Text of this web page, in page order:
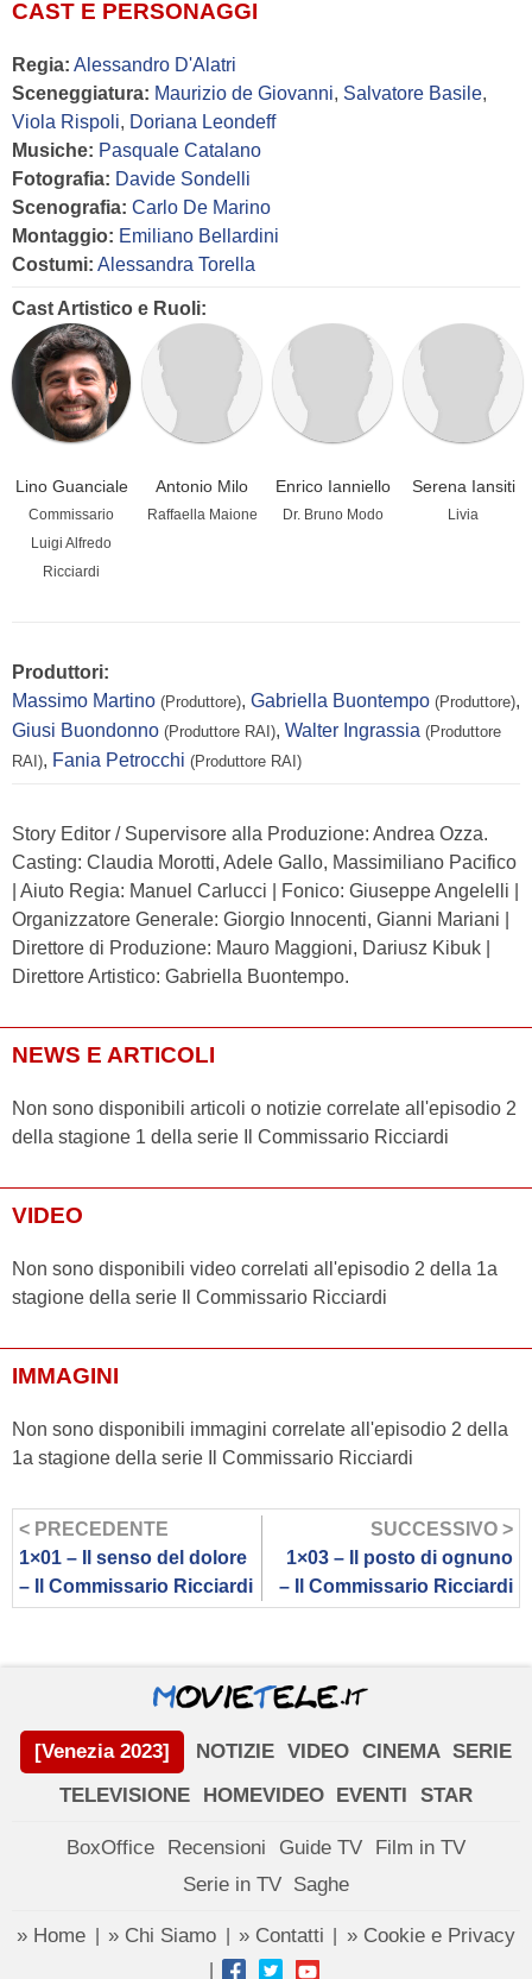
CAST E PERSONAGGI
Regia: Alessandro D'Alatri
Sceneggiatura: Maurizio de Giovanni, Salvatore Basile,
Viola Rispoli, Doriana Leondeff
Musiche: Pasquale Catalano
Fotografia: Davide Sondelli
Scenografia: Carlo De Marino
Montaggio: Emiliano Bellardini
Costumi: Alessandra Torella
Cast Artistico e Ruoli:
Lino Guanciale
Commissario
Luigi Alfredo
Ricciardi
Antonio Milo
Raffaella Maione
Enrico Ianniello
Dr. Bruno Modo
Serena Iansiti
Livia
Produttori:
Massimo Martino (Produttore), Gabriella Buontempo (Produttore),
Giusi Buondonno (Produttore RAI), Walter Ingrassia (Produttore
RAI), Fania Petrocchi (Produttore RAI)
Story Editor / Supervisore alla Produzione: Andrea Ozza.
Casting: Claudia Morotti, Adele Gallo, Massimiliano Pacifico
| Aiuto Regia: Manuel Carlucci | Fonico: Giuseppe Angelelli |
Organizzatore Generale: Giorgio Innocenti, Gianni Mariani |
Direttore di Produzione: Mauro Maggioni, Dariusz Kibuk |
Direttore Artistico: Gabriella Buontempo.
NEWS E ARTICOLI
Non sono disponibili articoli o notizie correlate all'episodio 2
della stagione 1 della serie Il Commissario Ricciardi
VIDEO
Non sono disponibili video correlati all'episodio 2 della 1a
stagione della serie Il Commissario Ricciardi
IMMAGINI
Non sono disponibili immagini correlate all'episodio 2 della
1a stagione della serie Il Commissario Ricciardi
< PRECEDENTE
1×01 – Il senso del dolore
– Il Commissario Ricciardi
SUCCESSIVO >
1×03 – Il posto di ognuno
– Il Commissario Ricciardi
[Venezia 2023] NOTIZIE VIDEO CINEMA SERIE
TELEVISIONE
HOMEVIDEO EVENTI STAR
BoxOffice Recensioni Guide TV
Film in TV
Serie in TV Saghe
» Home » Chi Siamo » Contatti » Cookie e Privacy
|